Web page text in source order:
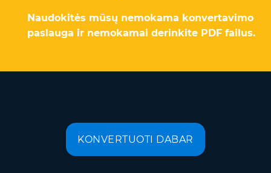
Naudokitės mūsų nemokama konvertavimo
paslauga ir nemokamai derinkite PDF failus.
KONVERTUOTI DABAR